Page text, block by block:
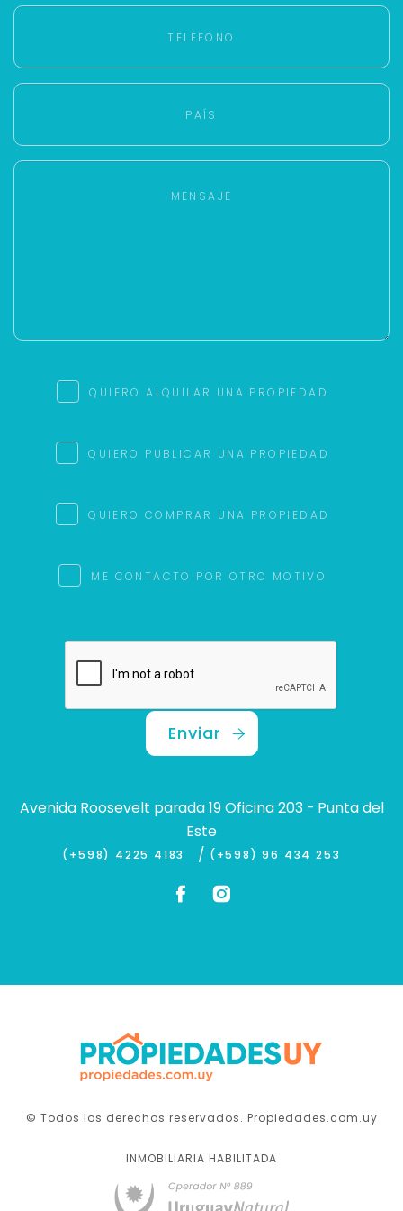
QUIERO ALQUILAR UNA PROPIEDAD
QUIERO PUBLICAR UNA PROPIEDAD
QUIERO COMPRAR UNA PROPIEDAD
ME CONTACTO POR OTRO MOTIVO
Enviar
Avenida Roosevelt parada 19 Oficina 203 - Punta del
Este
(+598) 4225 4183 / (+598) 96 434 253
© Todos los derechos reservados. Propiedades.com.uy
INMOBILIARIA HABILITADA